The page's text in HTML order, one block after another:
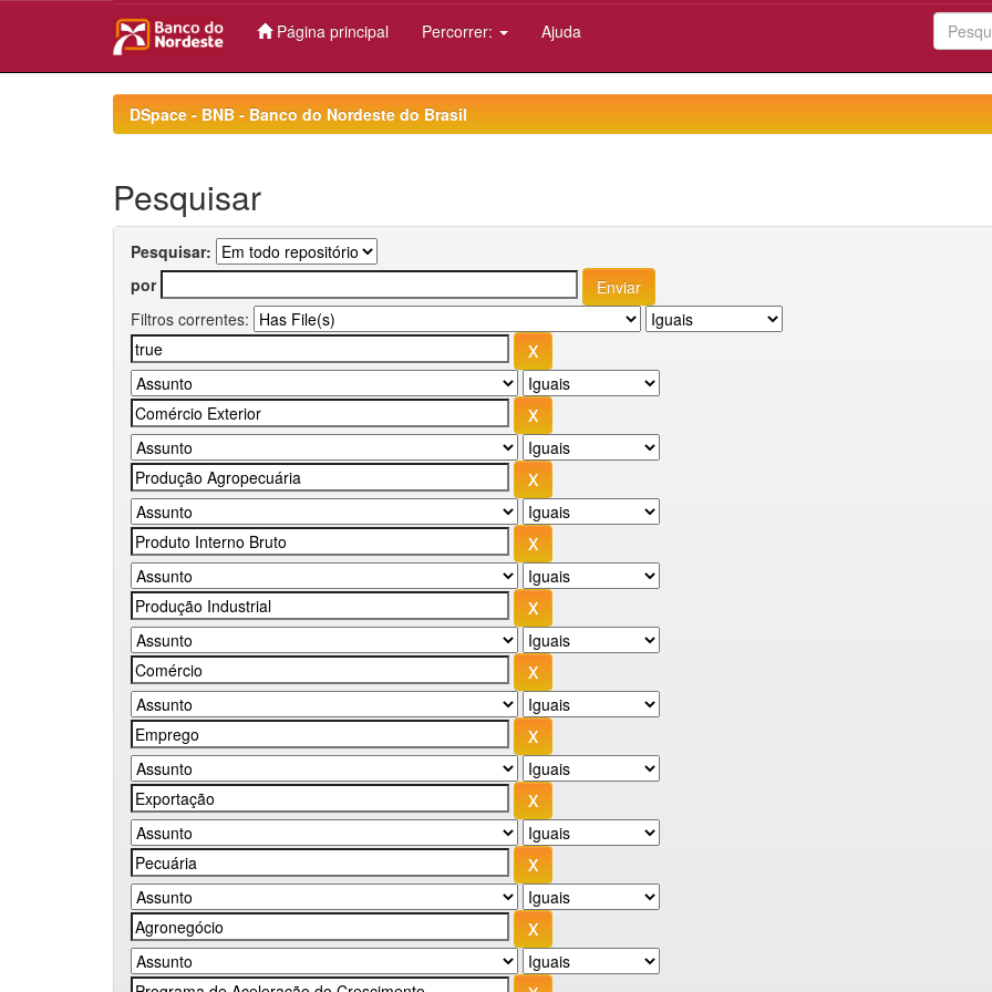
Página principal Percorrer: Ajuda
DSpace - BNB - Banco do Nordeste do Brasil
Pesquisar
Pesquisar:
por
Filtros correntes: